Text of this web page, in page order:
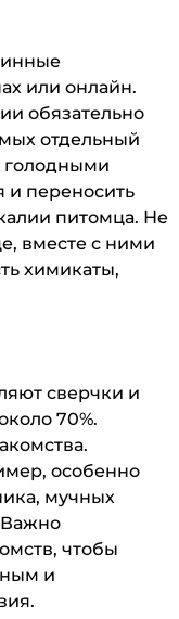
или онлайн.
обязательно
отдельный
голодными
и переносить
питомца. Не
вместе с ними
химикаты,
сверчки и
70%.
особенно
мучных
чтобы
и